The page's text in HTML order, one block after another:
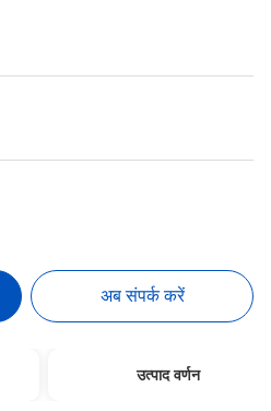
अब संपर्क करें
उत्पाद वर्णन